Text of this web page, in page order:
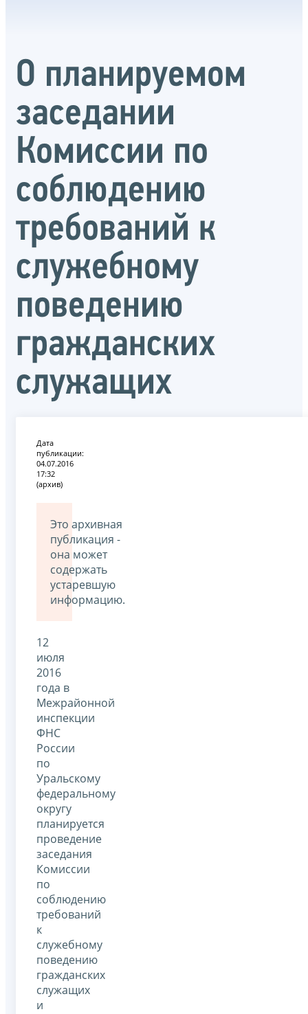
О планируемом
заседании
Комиссии по
соблюдению
требований к
служебному
поведению
гражданских
служащих
Дата
публикации:
04.07.2016
17:32
(архив)
Это архивная
публикация -
она может
содержать
устаревшую
информацию.
12
июля
2016
года в
Межрайонной
инспекции
ФНС
России
по
Уральскому
федеральному
округу
планируется
проведение
заседания
Комиссии
по
соблюдению
требований
к
служебному
поведению
гражданских
служащих
и